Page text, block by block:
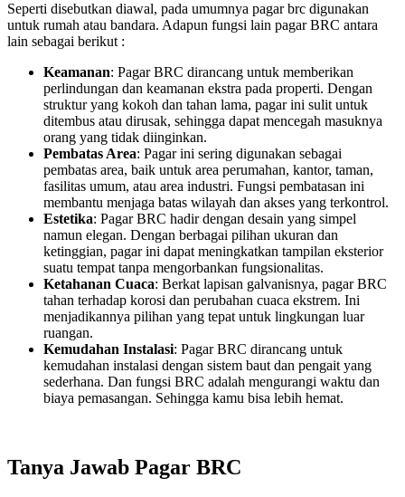
Seperti disebutkan diawal, pada umumnya pagar brc digunakan
untuk rumah atau bandara. Adapun fungsi lain pagar BRC antara
lain sebagai berikut :
Keamanan: Pagar BRC dirancang untuk memberikan
perlindungan dan keamanan ekstra pada properti. Dengan
struktur yang kokoh dan tahan lama, pagar ini sulit untuk
ditembus atau dirusak, sehingga dapat mencegah masuknya
orang yang tidak diinginkan.
Pembatas Area: Pagar ini sering digunakan sebagai
pembatas area, baik untuk area perumahan, kantor, taman,
fasilitas umum, atau area industri. Fungsi pembatasan ini
membantu menjaga batas wilayah dan akses yang terkontrol.
Estetika: Pagar BRC hadir dengan desain yang simpel
namun elegan. Dengan berbagai pilihan ukuran dan
ketinggian, pagar ini dapat meningkatkan tampilan eksterior
suatu tempat tanpa mengorbankan fungsionalitas.
Ketahanan Cuaca: Berkat lapisan galvanisnya, pagar BRC
tahan terhadap korosi dan perubahan cuaca ekstrem. Ini
menjadikannya pilihan yang tepat untuk lingkungan luar
ruangan.
Kemudahan Instalasi: Pagar BRC dirancang untuk
kemudahan instalasi dengan sistem baut dan pengait yang
sederhana. Dan fungsi BRC adalah mengurangi waktu dan
biaya pemasangan. Sehingga kamu bisa lebih hemat.
Tanya Jawab Pagar BRC